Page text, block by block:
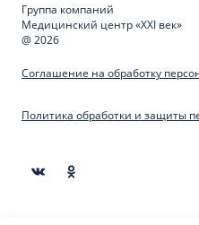
Группа компаний
Медицинский центр «XXI век»
@ 2026
Соглашение на обработку
Политика обработки и защиты